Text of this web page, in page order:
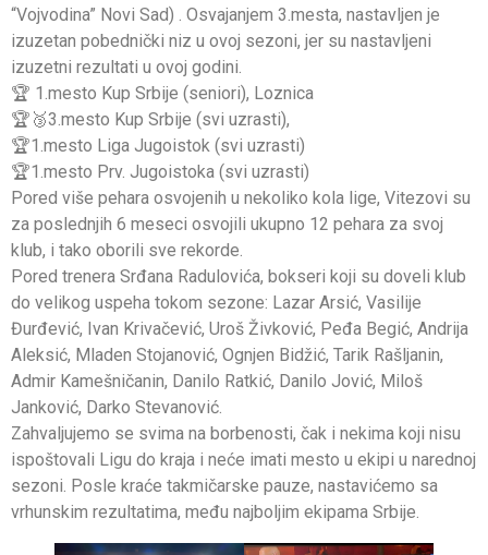
“Vojvodina” Novi Sad) . Osvajanjem 3.mesta, nastavljen je
izuzetan pobednički niz u ovoj sezoni, jer su nastavljeni
izuzetni rezultati u ovoj godini.
🏆 1.mesto Kup Srbije (seniori), Loznica
🏆🥉3.mesto Kup Srbije (svi uzrasti),
🏆1.mesto Liga Jugoistok (svi uzrasti)
🏆1.mesto Prv. Jugoistoka (svi uzrasti)
Pored više pehara osvojenih u nekoliko kola lige, Vitezovi su
za poslednjih 6 meseci osvojili ukupno 12 pehara za svoj
klub, i tako oborili sve rekorde.
Pored trenera Srđana Radulovića, bokseri koji su doveli klub
do velikog uspeha tokom sezone: Lazar Arsić, Vasilije
Đurđević, Ivan Krivačević, Uroš Živković, Peđa Begić, Andrija
Aleksić, Mladen Stojanović, Ognjen Bidžić, Tarik Rašljanin,
Admir Kamešničanin, Danilo Ratkić, Danilo Jović, Miloš
Janković, Darko Stevanović.
Zahvaljujemo se svima na borbenosti, čak i nekima koji nisu
ispoštovali Ligu do kraja i neće imati mesto u ekipi u narednoj
sezoni. Posle kraće takmičarske pauze, nastavićemo sa
vrhunskim rezultatima, među najboljim ekipama Srbije.